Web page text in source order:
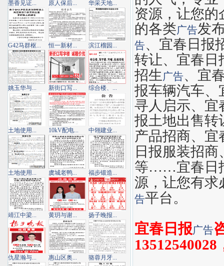
资源，让您的
的各类广告发
告、宜春日报
转让、宜春日
招生 广告、宜
报车辆汽车、
寻人启示、宜
报土地出售转
产品招商、宜
日报服装招
等……宜春日
源，让您有求
告平台。
宜春日报广告
13512540028
墨香见证... 原人保后... 华采天地...
G42马群枢... 恒一新材... 滨江榴园...
姚玉华与... 新街口写... 综合楼、...
土地使用... 10kV配电... 中翎建业...
土地使用... 虞城老鸭... 福步锻造...
靖江中梁... 黄玥与谢... 扬子晚报...
仇星瀚与... 惠山区奥... 骆蓉月牙...